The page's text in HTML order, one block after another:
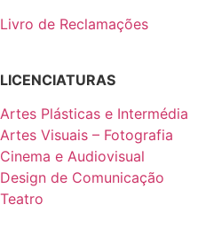
Livro de Reclamações
LICENCIATURAS
Artes Plásticas e Intermédia
Artes Visuais – Fotografia
Cinema e Audiovisual
Design de Comunicação
Teatro